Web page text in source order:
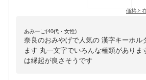
価格と
あみーご(40代・女性)
奈良のおみやげで人気の 漢字キーホル
ます 丸一文字でいろんな種類がありま
は縁起が良さそうです